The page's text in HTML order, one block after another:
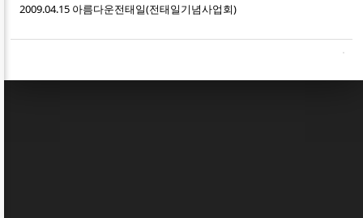
2009.04.15 아름다운전태일(전태일기념사업회)